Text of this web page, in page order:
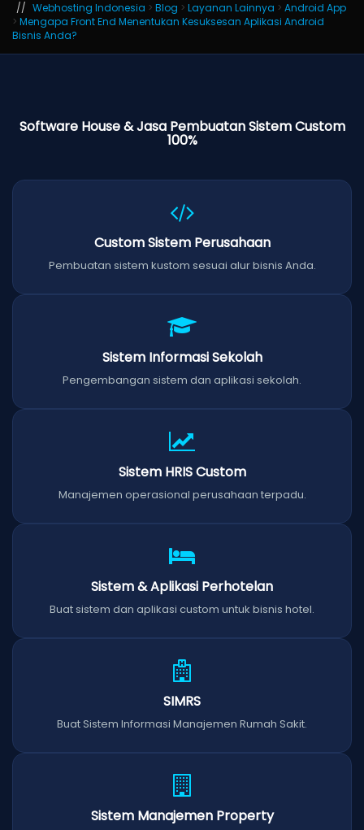
Webhosting Indonesia > Blog > Layanan Lainnya > Android App
> Mengapa Front End Menentukan Kesuksesan Aplikasi Android
Bisnis Anda?
Software House & Jasa Pembuatan Sistem Custom
100%
Custom Sistem Perusahaan
Pembuatan sistem kustom sesuai alur bisnis Anda.
Sistem Informasi Sekolah
Pengembangan sistem dan aplikasi sekolah.
Sistem HRIS Custom
Manajemen operasional perusahaan terpadu.
Sistem & Aplikasi Perhotelan
Buat sistem dan aplikasi custom untuk bisnis hotel.
SIMRS
Buat Sistem Informasi Manajemen Rumah Sakit.
Sistem Manajemen Property